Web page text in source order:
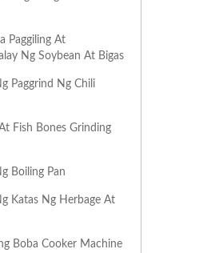
Paggiling At
Ng Soybean At Bigas
Paggrind Ng Chili
Fish Bones Grinding
Boiling Pan
Katas Ng Herbage At
Boba Cooker Machine